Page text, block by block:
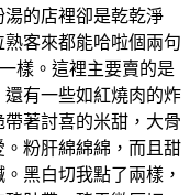
的店裡卻是乾乾淨
客來都能哈啦個兩句
樣。這裡主要賣的是
有一些如紅燒肉的炸
著討喜的米甜，大骨
粉肝綿綿綿，而且甜
黑白切我點了兩樣，